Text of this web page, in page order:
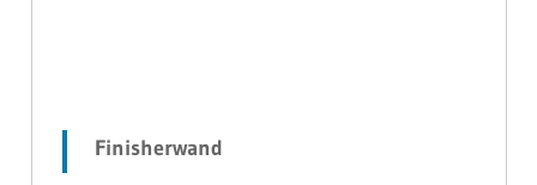
Finisherwand